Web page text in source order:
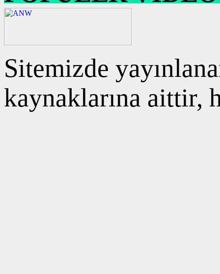
Sitemizde
kaynaklarına aittir,